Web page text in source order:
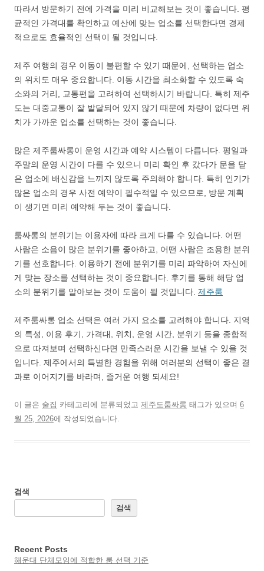
따라서 방문하기 전에 가격을 미리 비교해보는 것이 좋습니다. 평
균적인 가격대를 확인하고 예산에 맞는 업소를 선택한다면 경제
적으로도 효율적인 선택이 될 것입니다.
제주 여행의 경우 이동이 불편할 수 있기 때문에, 선택하는 업소
의 위치도 매우 중요합니다. 이동 시간을 최소화할 수 있도록 숙
소와의 거리, 교통편을 고려하여 선택하시기 바랍니다. 특히 제주
도는 대중교통이 잘 발달되어 있지 않기 때문에 차량이 없다면 위
치가 가까운 업소를 선택하는 것이 좋습니다.
많은 제주룸싸롱이 운영 시간과 예약 시스템이 다릅니다. 평일과
주말의 운영 시간이 다를 수 있으니 미리 확인 후 갔다가 문을 닫
은 업소에 배신감을 느끼지 않도록 주의해야 합니다. 특히 인기가
많은 업소의 경우 사전 예약이 필수적일 수 있으므로, 방문 계획
이 생기면 미리 예약해 두는 것이 좋습니다.
룸싸롱의 분위기는 이용자에 따라 크게 다를 수 있습니다. 어떤
사람은 소음이 많은 분위기를 좋아하고, 어떤 사람은 조용한 분위
기를 선호합니다. 이용하기 전에 분위기를 미리 파악하여 자신에
게 맞는 장소를 선택하는 것이 중요합니다. 후기를 통해 해당 업
소의 분위기를 알아보는 것이 도움이 될 것입니다. 제주룸
제주룸싸롱 업소 선택은 여러 가지 요소를 고려해야 합니다. 지역
의 특성, 이용 후기, 가격대, 위치, 운영 시간, 분위기 등을 종합적
으로 따져보며 선택하신다면 만족스러운 시간을 보낼 수 있을 것
입니다. 제주에서의 특별한 경험을 위해 여러분의 선택이 좋은 결
과로 이어지기를 바라며, 즐거운 여행 되세요!
이 글은 술집 카테고리에 분류되었고 제주도룸싸롱 태그가 있으며 6
월 25, 2026에 작성되었습니다.
검색
검색
Recent Posts
해운대 단체모임에 적합한 룸 선택 기준